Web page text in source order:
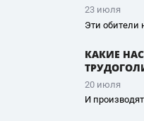
23 июля
Эти обители
КАКИЕ
20 июля
И